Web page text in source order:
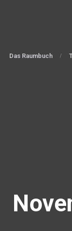
Das Raumbuch